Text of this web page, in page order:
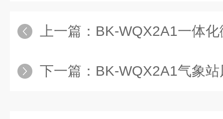
上一篇： BK-WQX2A1一体
下一篇： BK-WQX2A1气象